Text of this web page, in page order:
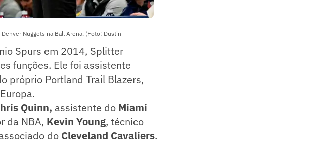
Nuggets na Ball Arena. (Foto: Dustin
Spurs em 2014, Splitter
funções. Ele foi assistente
próprio Portland Trail Blazers,
Quinn, assistente do Miami
da NBA, Kevin Young, técnico
do Cleveland Cavaliers.